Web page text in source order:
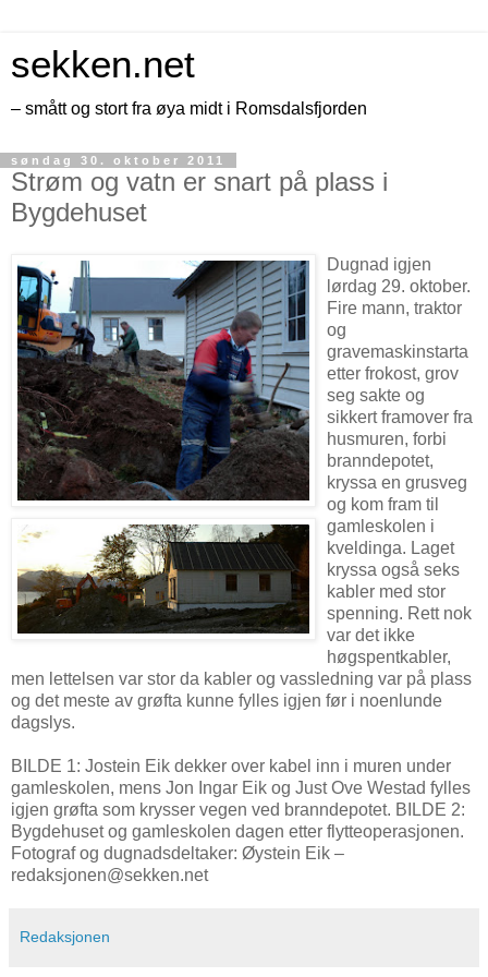
sekken.net
– smått og stort fra øya midt i Romsdalsfjorden
søndag 30. oktober 2011
Strøm og vatn er snart på plass i
Bygdehuset
Dugnad igjen
lørdag 29. oktober.
Fire mann, traktor
og
gravemaskinstarta
etter frokost, grov
seg sakte og
sikkert framover fra
husmuren, forbi
branndepotet,
kryssa en grusveg
og kom fram til
gamleskolen i
kveldinga. Laget
kryssa også seks
kabler med stor
spenning. Rett nok
var det ikke
høgspentkabler,
men lettelsen var stor da kabler og vassledning var på plass
og det meste av grøfta kunne fylles igjen før i noenlunde
dagslys.
BILDE 1: Jostein Eik dekker over kabel inn i muren under
gamleskolen, mens Jon Ingar Eik og Just Ove Westad fylles
igjen grøfta som krysser vegen ved branndepotet. BILDE 2:
Bygdehuset og gamleskolen dagen etter flytteoperasjonen.
Fotograf og dugnadsdeltaker: Øystein Eik –
redaksjonen@sekken.net
Redaksjonen